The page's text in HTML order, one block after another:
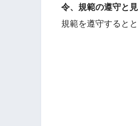
令、規範の遵守と
規範を遵守すると